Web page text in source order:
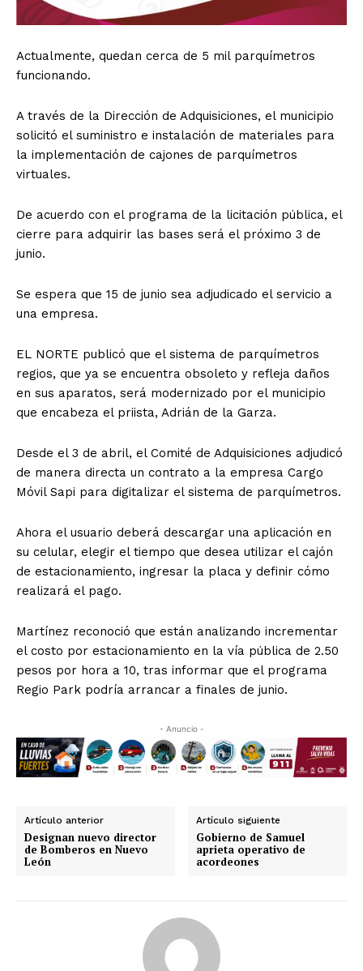
Actualmente, quedan cerca de 5 mil parquímetros
funcionando.
A través de la Dirección de Adquisiciones, el municipio
solicitó el suministro e instalación de materiales para
la implementación de cajones de parquímetros
virtuales.
De acuerdo con el programa de la licitación pública, el
cierre para adquirir las bases será el próximo 3 de
junio.
Se espera que 15 de junio sea adjudicado el servicio a
una empresa.
EL NORTE publicó que el sistema de parquímetros
regios, que ya se encuentra obsoleto y refleja daños
en sus aparatos, será modernizado por el municipio
que encabeza el priista, Adrián de la Garza.
Desde el 3 de abril, el Comité de Adquisiciones adjudicó
de manera directa un contrato a la empresa Cargo
Móvil Sapi para digitalizar el sistema de parquímetros.
Ahora el usuario deberá descargar una aplicación en
su celular, elegir el tiempo que desea utilizar el cajón
de estacionamiento, ingresar la placa y definir cómo
realizará el pago.
Martínez reconoció que están analizando incrementar
el costo por estacionamiento en la vía pública de 2.50
pesos por hora a 10, tras informar que el programa
Regio Park podría arrancar a finales de junio.
- Anuncio -
Artículo anterior
Designan nuevo director
de Bomberos en Nuevo
León
Artículo siguiente
Gobierno de Samuel
aprieta operativo de
acordeones